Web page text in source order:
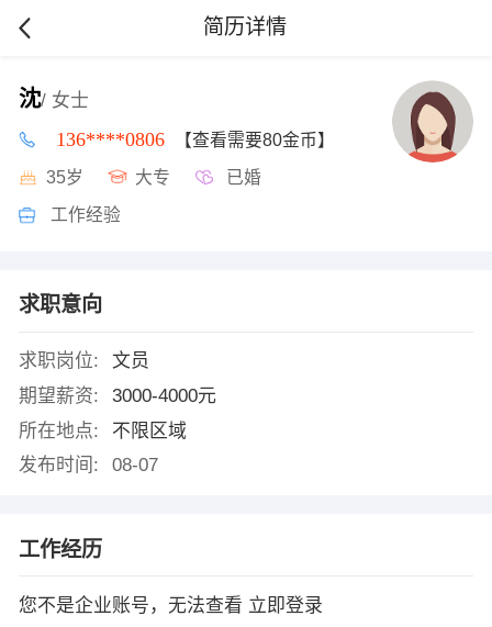
简历详情
沈/ 女士
136****0806 【查看需要80金币】
35岁 大专 已婚
工作经验
求职意向
求职岗位:
文员
期望薪资:
3000-4000元
所在地点:
不限区域
发布时间:
08-07
工作经历
您不是企业账号，无法查看 立即登录